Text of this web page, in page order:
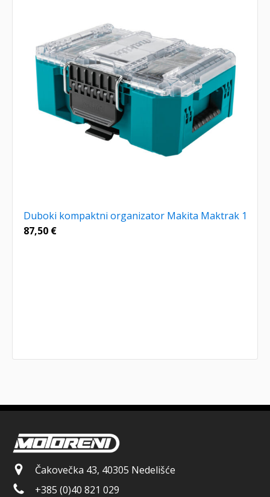
Duboki kompaktni organizator Makita Maktrak 1
87,50 €
Čakovečka 43, 40305 Nedelišće
+385 (0)40 821 029